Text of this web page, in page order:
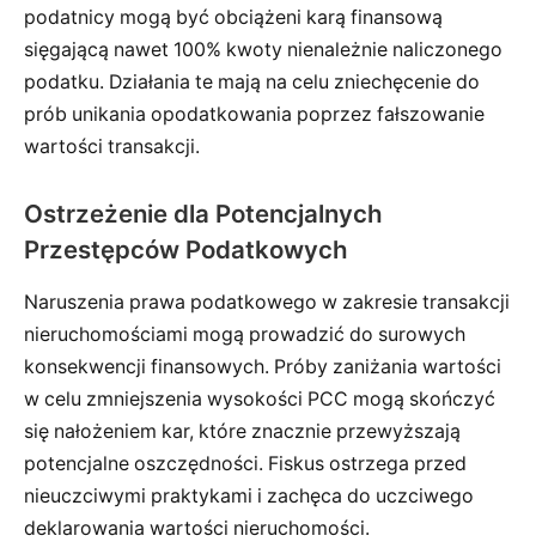
podatnicy mogą być obciążeni karą finansową
sięgającą nawet 100% kwoty nienależnie naliczonego
podatku. Działania te mają na celu zniechęcenie do
prób unikania opodatkowania poprzez fałszowanie
wartości transakcji.
Ostrzeżenie dla Potencjalnych
Przestępców Podatkowych
Naruszenia prawa podatkowego w zakresie transakcji
nieruchomościami mogą prowadzić do surowych
konsekwencji finansowych. Próby zaniżania wartości
w celu zmniejszenia wysokości PCC mogą skończyć
się nałożeniem kar, które znacznie przewyższają
potencjalne oszczędności. Fiskus ostrzega przed
nieuczciwymi praktykami i zachęca do uczciwego
deklarowania wartości nieruchomości.